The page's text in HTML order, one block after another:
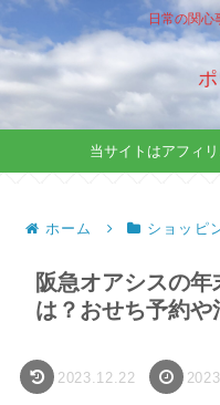
日常の関心
当サイトはアフィ
ホーム ショッピ
阪急オアシスの
は？おせち予約や
2023.12.22